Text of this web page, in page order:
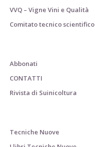
VVQ – Vigne Vini e Qualità
Comitato tecnico scientifico
Abbonati
CONTATTI
Rivista di Suinicoltura
Tecniche Nuove